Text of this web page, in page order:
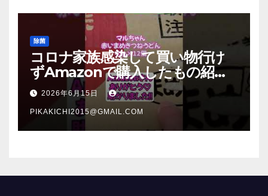
除菌
コロナ家族感染して買い物行け
ずAmazonで購入したもの紹
介 #Shorts
2026年6月15日
PIKAKICHI2015@GMAIL.COM